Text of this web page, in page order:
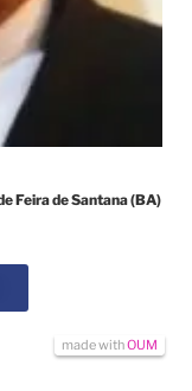
Feira de Santana (BA)
made withOUM